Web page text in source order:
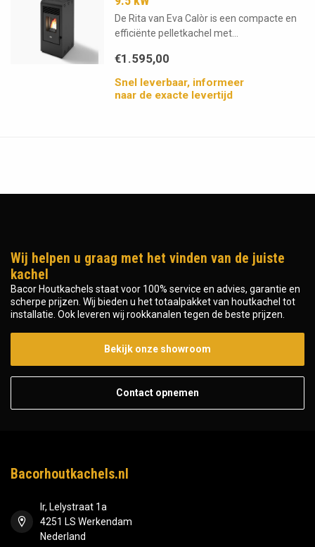
De Rita van Eva Calòr is een compacte en
efficiënte pelletkachel met...
€1.595,00
Snel leverbaar, informeer
naar de exacte levertijd
Wij helpen u graag met het vinden van de juiste
kachel
Bacor Houtkachels staat voor 100% service en advies, garantie en
scherpe prijzen. Wij bieden u het totaalpakket van houtkachel tot
installatie. Ook leveren wij rookkanalen tegen de beste prijzen.
Bekijk onze showroom
Contact opnemen
Bacorhoutkachels.nl
Ir, Lelystraat 1a
4251 LS Werkendam
Nederland